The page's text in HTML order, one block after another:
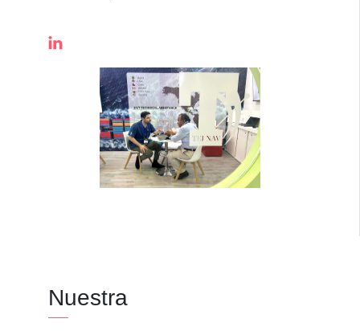
Nuestra